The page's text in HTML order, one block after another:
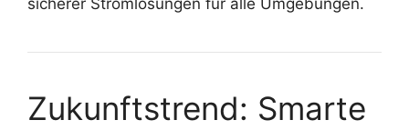
Zukunftstrend: Smarte